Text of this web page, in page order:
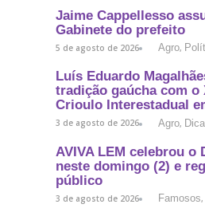
Jaime Cappellesso
Gabinete do prefeito
5 de agosto de 2026 Agro,
Luís Eduardo
tradição gaúcha com o
Crioulo Interestadual
3 de agosto de 2026 Agro,
AVIVA LEM celebrou o
neste domingo (2) e
público
3 de agosto de 2026 Famosos,